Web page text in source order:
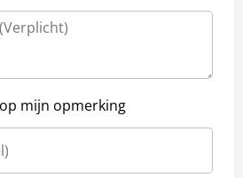
mijn opmerking